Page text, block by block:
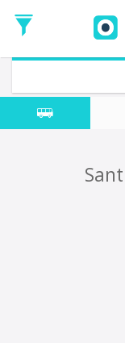
de
Ida
Fecha
de